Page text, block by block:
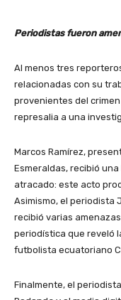
Periodistas fueron
Al menos tres
relacionadas con su
provenientes del
represalia a una
Marcos Ramírez,
Esmeraldas, recibió
atracado: este acto
Asimismo, el periodista
recibió varias
periodística que reveló
futbolista ecuatoriano
Finalmente, el